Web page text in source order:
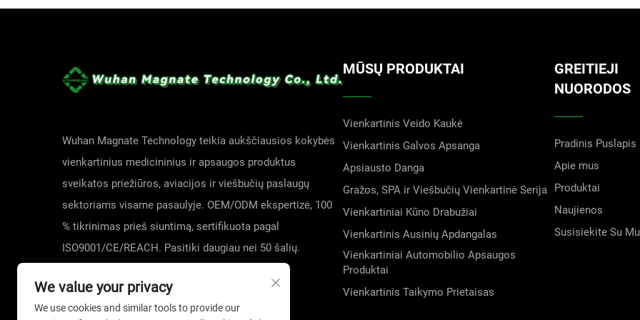
Nestandžios medžiagos pagaminta kuprinė yra vienkartinės galvos apsaugos pagrindas. Dėl laisvo, patogaus
aplinkose.
Panaudojimas: Puikiai tinka sveikatos priežiūros įstaigoms, švaros patalpoms, maisto paslaugų teikimui,
Savybės ir privalumai: Pagaminta iš minkštos, kvėpuojančios nestandžios medžiagos, ši vienkartine galvos
juostelė užtikrina tvirtą pasodinimą visų dydžių galvoms, efektyviai sulaikydama plaukus ir odos ląsteles. Tai
higienos protokolų palaikymui.
2. Nestandžios medžiagos mob/segimo kepuraite ir nestandžios medžiagos darbo kepuraite: Tvirta ir profesionali
Užduotims, reikalaujančioms tvirtesnio pasodinimo, siūlome nestandžios medžiagos mob kepuraite (dažnai su
Panaudojimas: Puikiai tinka chirurginiams procedūrams, farmacinių preparatų gamybai ir išsamiam
Savybės ir privalumai: Šios formos siūlo glaudesnį, geriau prigludusį pasėdėjimą lyginant su standartine kuprine.
ar tai raištis, ar segtukas, užtikrina, kad kepurė liktų savo vietoje, suteikdama aukštesnį apsaugos lygį ir
yra būtini aukštos mobilumo pareigybėms steriliomis sąlygomis.
Wuhan Magnate Technology teikia aukščiausios kokybės
vienkartinius medicininius ir apsaugos produktus
sveikatos priežiūros, aviacijos ir viešbučių paslaugų
sektoriams visame pasaulyje. OEM/ODM ekspertizė, 100
% tikrinimas prieš siuntimą, sertifikuota pagal
ISO9001/CE/REACH. Pasitiki daugiau nei 50 šalių.
MŪSŲ PRODUKTAI
Vienkartinis Veido Kaukė
Vienkartinis Galvos Apsanga
Apsiausto Danga
Gražos, SPA ir Viešbučių Vienkartinė Serija
Vienkartiniai Kūno Drabužiai
Vienkartinis Ausinių Apdangalas
Vienkartiniai Automobilio Apsaugos
Produktai
Vienkartinis Taikymo Prietaisas
GREITIEJI
NUORODOS
Pradinis Puslapis
Apie mus
Produktai
Naujienos
Susisiekite Su
We value your privacy
We use cookies and similar tools to provide our